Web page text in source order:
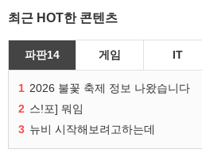
최근 HOT한 콘텐츠
파판14 게임 IT
1 2026 불꽃 축제 정보 나왔습니다
2 스!포] 뭐임
3 뉴비 시작해보려고하는데